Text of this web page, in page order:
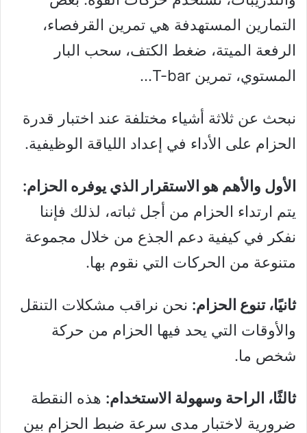
التمارين المستهدفة هي تمرين القرفصاء،
الرفعة الميتة، ضغط الكتف، سحب البار
المستوي، تمرين T-bar…
نبحث عن ثلاثة أشياء مختلفة عند اختبار قدرة
الحزام على الأداء في إعداد اللياقة الوظيفية.
الأول والأهم هو الاستقرار الذي يوفره الحزام:
يتم ارتداء الحزام من أجل ثباته، لذلك فإننا
نفكر في كيفية دعم الجذع من خلال مجموعة
متنوعة من الحركات التي نقوم بها.
ثانيًا، تنوع الحزام: نحن نراقب مشكلات التنقل
والأوقات التي يحد فيها الحزام من حركة
شخص ما.
ثالثًا، الراحة وسهولة الاستخدام: هذه النقطة
ضرورية لاختبار مدى سرعة ضبط الحزام بين